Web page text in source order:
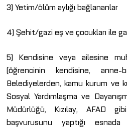
3) Yetim/ölüm aylığı bağlananlar
4) Şehit/gazi eş ve çocukları ile
5) Kendisine veya ailesine
(öğrencinin kendisine, anne-
Belediyelerden, kamu kurum ve
Sosyal Yardımlaşma ve
Müdürlüğü, Kızılay, AFAD
başvurusunu yaptığı